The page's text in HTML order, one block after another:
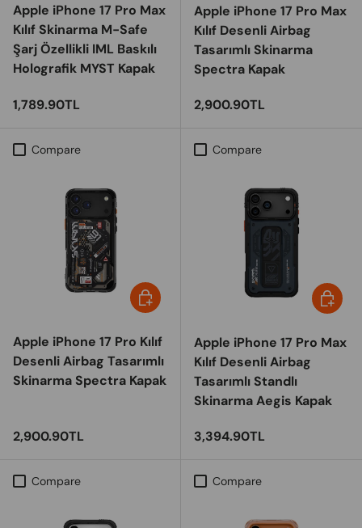
Apple iPhone 17 Pro Max
Kılıf Skinarma M-Safe
Şarj Özellikli IML Baskılı
Holografik MYST Kapak
Regular price
1,789.90TL
Apple iPhone 17 Pro Max
Kılıf Desenli Airbag
Tasarımlı Skinarma
Spectra Kapak
Regular price
2,900.90TL
Compare
Apple iPhone 17 Pro Kılıf
Desenli Airbag Tasarımlı
Skinarma Spectra Kapak
Regular price
2,900.90TL
Choose options
Compare
Apple iPhone 17 Pro Max
Kılıf Desenli Airbag
Tasarımlı Standlı
Skinarma Aegis Kapak
Regular price
3,394.90TL
Compare Compare